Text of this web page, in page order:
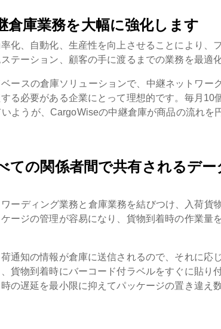
倉庫業務を大幅に強化します
化、自動化、生産性を向上させることにより、
テーション、顧客の手に渡るまでの業務を最適
ースの倉庫ソリューションで、中継ネットワー
る必要がある企業にとって理想的です。毎月10
ようが、CargoWiseの中継倉庫が商品の流れを
ての関係者間で共有されるデ
ーディング業務と倉庫業務を結びつけ、入荷貨
ージの管理が容易になり、貨物到着時の作業量
通知の情報が倉庫に送信されるので、それに応
貨物到着時にバーコード付ラベルをすぐに貼り
の遅延を最小限に抑えてパッケージの置き違え